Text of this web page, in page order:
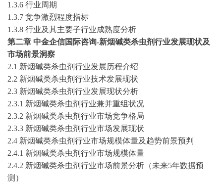
1.3.6 行业周期
1.3.7 竞争激烈程度指标
1.3.8 行业及其主要子行业成熟度分析
第二章 中金企信国际咨询-新烟碱类杀虫剂行业发展现状及
市场前景洞察
2.1 新烟碱类杀虫剂 行业发展历程介绍
2.2 新烟碱类杀虫剂 行业技术发展现状
2.3 新烟碱类杀虫剂 行业发展现状分析
2.3.1 新烟碱类杀虫剂 行业兼并重组状况
2.3.2 新烟碱类杀虫剂 行业市场竞争格局
2.3.3 新烟碱类杀虫剂 行业市场发展现状
2.4 新烟碱类杀虫剂 行业市场规模体量及趋势前景预判
2.4.1 新烟碱类杀虫剂 行业市场规模体量
2.4.2 新烟碱类杀虫剂 行业市场前景分析（未来5年数据预
测）